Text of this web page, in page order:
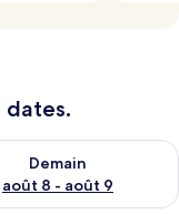
dates.
- août 8
Demain
août 8 - août 9
disponibilité pour